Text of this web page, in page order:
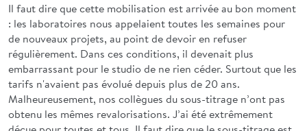
Il faut dire que cette mobilisation est arrivée au bon moment
: les laboratoires nous appelaient toutes les semaines pour
de nouveaux projets, au point de devoir en refuser
régulièrement. Dans ces conditions, il devenait plus
embarrassant pour le studio de ne rien céder. Surtout que les
tarifs n'avaient pas évolué depuis plus de 20 ans.
Malheureusement, nos collègues du sous-titrage n’ont pas
obtenu les mêmes revalorisations. J’ai été extrêmement